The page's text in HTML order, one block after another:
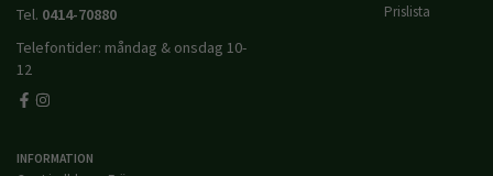
Tel. 0414-70880
Telefontider: måndag & onsdag 10-
12
Prislista
INFORMATION